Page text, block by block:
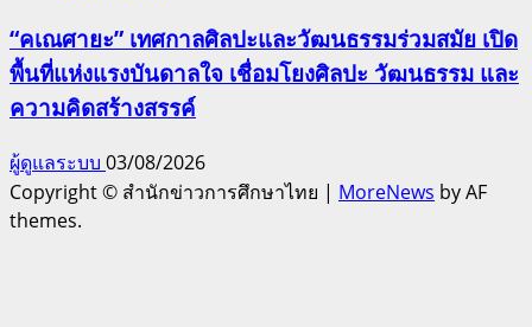
“คเณศายะ” เทศกาลศิลปะและวัฒนธรรมร่วมสมัย เปิด
พื้นที่แห่งแรงบันดาลใจ เชื่อมโยงศิลปะ วัฒนธรรม และ
ความคิดสร้างสรรค์
ผู้ดูแลระบบ 03/08/2026
Copyright © สำนักข่าวการศึกษาไทย | MoreNews by AF
themes.